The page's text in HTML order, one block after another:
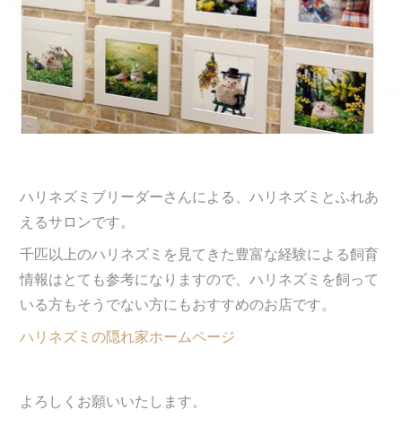
ハリネズミブリーダーさんによる、ハリネズミとふれあ
えるサロンです。
千匹以上のハリネズミを見てきた豊富な経験による飼育
情報はとても参考になりますので、ハリネズミを飼って
いる方もそうでない方にもおすすめのお店です。
ハリネズミの隠れ家ホームページ
よろしくお願いいたします。